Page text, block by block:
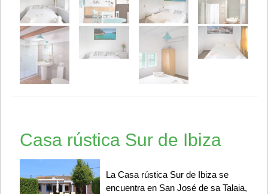
Casa rústica Sur de Ibiza
La Casa rústica Sur de Ibiza se
encuentra en San José de sa Talaia,